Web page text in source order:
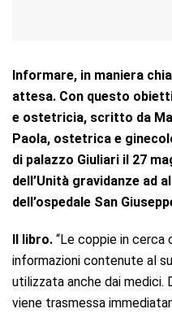
Informare, in maniera
attesa. Con questo
e ostetricia, scritto da
Paola, ostetrica e
di palazzo Giuliari il 27
dell’Unità gravidanze ad
dell’ospedale San
Il libro. “Le coppie in
informazioni contenute al
utilizzata anche dai medici.
viene trasmessa